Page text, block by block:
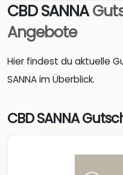
CBD SANNA
Angebote
Hier findest du aktuelle
SANNA im Überblick.
CBD SANNA